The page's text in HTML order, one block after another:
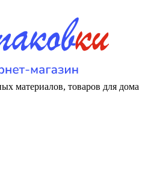
материалов, товаров для дома